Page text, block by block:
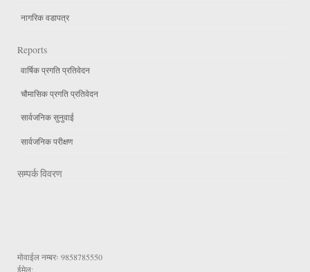
नागरिक वडापत्र
Reports
वार्षिक प्रगति प्रतिवेदन
चौमासिक प्रगति प्रतिवेदन
सार्वजनिक सुनुवाई
सार्वजनिक परीक्षण
सम्पर्क विवरण
मोवाईल नम्बरः 9858785550
ईमेल: